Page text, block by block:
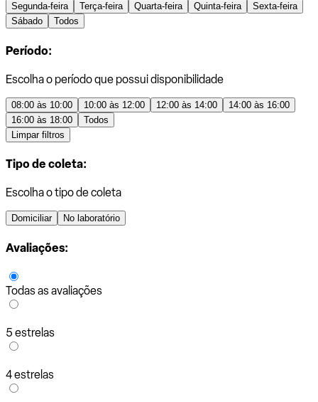
Segunda-feira Terça-feira Quarta-feira Quinta-feira
Sexta-feira
Sábado
Todos
Período:
Escolha o período que possui disponibilidade
08:00 às 10:00 10:00 às 12:00 12:00 às 14:00
14:00 às 16:00
16:00 às 18:00
Todos
Limpar filtros
Tipo de coleta:
Escolha o tipo de coleta
Domiciliar No laboratório
Avaliações:
Todas as avaliações
5 estrelas
4 estrelas